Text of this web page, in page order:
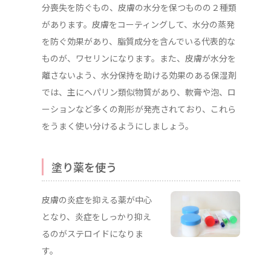
分喪失を防ぐもの、皮膚の水分を保つものの２種類
があります。皮膚をコーティングして、水分の蒸発
を防ぐ効果があり、脂質成分を含んでいる代表的な
ものが、ワセリンになります。また、皮膚が水分を
離さないよう、水分保持を助ける効果のある保湿剤
では、主にヘパリン類似物質があり、軟膏や泡、ロ
ーションなど多くの剤形が発売されており、これら
をうまく使い分けるようにしましょう。
塗り薬を使う
皮膚の炎症を抑える薬が中心
となり、炎症をしっかり抑え
るのがステロイドになりま
す。